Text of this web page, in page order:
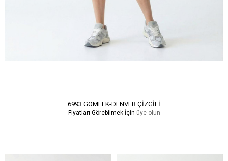
6993 GÖMLEK-DENVER ÇİZGİLİ
Fiyatları Görebilmek İçin üye olun